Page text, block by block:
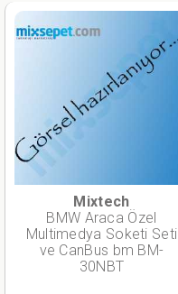
Mixtech
BMW Araca Özel
Multimedya Soketi Seti
ve CanBus bm BM-
30NBT